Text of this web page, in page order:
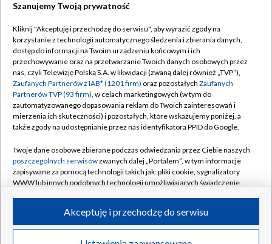
TVP
Abonament TVP
Emisja w TVP
Centrum informacji TVP
Naziemna Telewizja Cyfrowa
Rada Programowa
System NOS
Informacje o nadawcy
Program dla prasy
Regulamin TVP
Polityka prywatności
Moje zgody
Pomoc
Kontakt
Kanały
©2026 Telewizja Polska S.A. w likwidacji
Szanujemy Twoją prywatność
Kliknij "Akceptuję i przechodzę do serwisu", aby wyrazić zgody na
korzystanie z technologii automatycznego śledzenia i zbierania danych,
dostęp do informacji na Twoim urządzeniu końcowym i ich
przechowywanie oraz na przetwarzanie Twoich danych osobowych przez
nas, czyli Telewizję Polską S.A. w likwidacji (zwaną dalej również „TVP”),
Zaufanych Partnerów z IAB* (1201 firm) oraz pozostałych Zaufanych
Partnerów TVP (93 firm), w celach marketingowych (w tym do
zautomatyzowanego dopasowania reklam do Twoich zainteresowań i
mierzenia ich skuteczności) i pozostałych, które wskazujemy poniżej, a
także zgody na udostępnianie przez nas identyfikatora PPID do Google.
Twoje dane osobowe zbierane podczas odwiedzania przez Ciebie naszych
poszczególnych serwisówzwanych dalej „Portalem”, w tym informacje
zapisywane za pomocą technologii takich jak: pliki cookie, sygnalizatory
WWW lub innych podobnych technologii umożliwiających świadczenie
ruchu w Internecie.
Twoje dane osobowe zbierane podczas odwiedzania przez Ciebie
Akceptuję i przechodzę do serwisu